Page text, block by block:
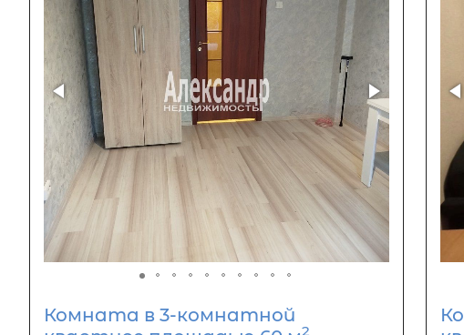
Комната в 3-комнатной
2